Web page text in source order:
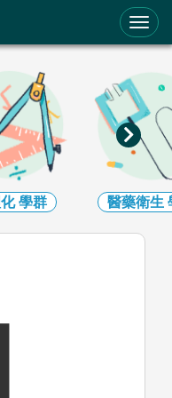
醫藥衛生 學群